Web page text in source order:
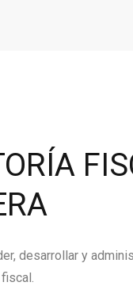
desarrollar y